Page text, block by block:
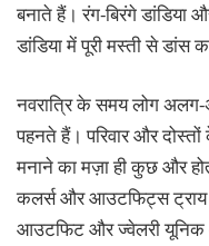
बनाते हैं। रंग-बिरंगे
डांडिया में पूरी मस्ती से
नवरात्रि के समय लोग
पहनते हैं। परिवार और
मनाने का मज़ा ही कुछ और
कलर्स और आउटफिट्स ट्राय
आउटफिट और ज्वेलरी यूनिक